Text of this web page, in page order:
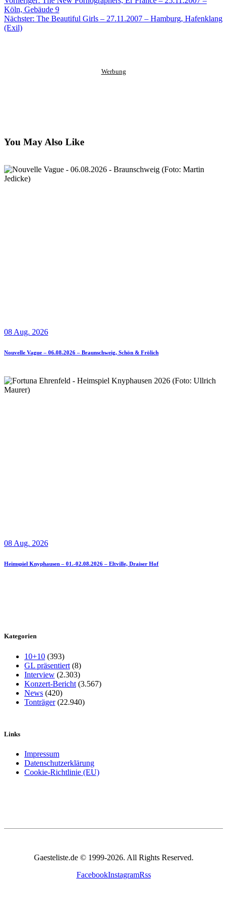
Facebook
to
clipboard
via
eMail
Köln, Gebäude 9
Nächster: The Beautiful Girls – 27.11.2007 – Hamburg, Hafenklang
(Exil)
Werbung
You May Also Like
08 Aug. 2026
Nouvelle Vague – 06.08.2026 – Braunschweig, Schön & Frölich
08 Aug. 2026
Heimspiel Knyphausen – 01.-02.08.2026 – Eltville, Draiser Hof
Kategorien
10+10 (393)
GL präsentiert (8)
Interview (2.303)
Konzert-Bericht (3.567)
News (420)
Tonträger(22.940)
Links
Impressum
Datenschutzerklärung
Cookie-Richtlinie (EU)
Gaesteliste.de © 1999-2026. All Rights Reserved.
FacebookInstagramRss